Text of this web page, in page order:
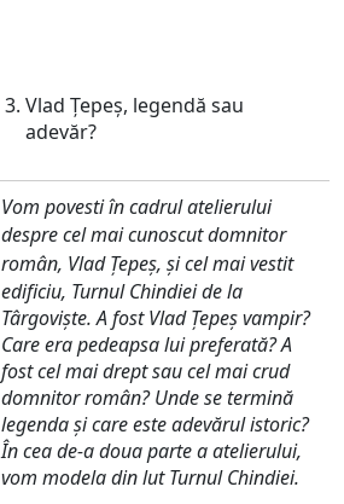
Vlad Țepeș, legendă sau
adevăr?
Vom povesti în cadrul atelierului
despre cel mai cunoscutdomnitor
român, VladȚepeș, și cel mai vestit
edificiu, Turnul Chindiei de la
Târgoviște. A fost Vlad Țepeș vampir?
Care era pedeapsa lui preferată?A
fost cel mai drept sau cel mai crud
domnitor român? Undese termină
legenda și care este adevărul istoric?
În cea de-a doua parte a atelierului,
vom modela din lut Turnul Chindiei.